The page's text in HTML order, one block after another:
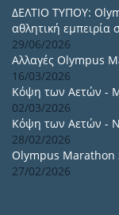
ΔΕΛΤΙΟ ΤΥΠΟΥ:
αθλητική
29/06/2026
Αλλαγές Olympus
16/03/2026
Κόψη των Αετών -
02/03/2026
Κόψη των Αετών -
28/02/2026
Olympus Marathon
27/02/2026